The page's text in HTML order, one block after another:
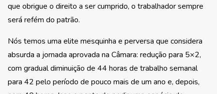
que obrigue o direito a ser cumprido, o trabalhador sempre
será refém do patrão.
Nós temos uma elite mesquinha e perversa que considera
absurda a jornada aprovada na Câmara: redução para 5×2,
com gradual diminuição de 44 horas de trabalho semanal
para 42 pelo período de pouco mais de um ano e, depois,